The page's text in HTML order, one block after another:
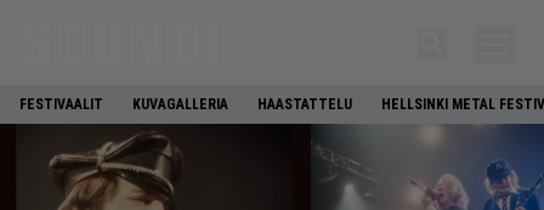
FESTIVAALIT KUVAGALLERIA HAASTATTELU HELLSINKI METAL